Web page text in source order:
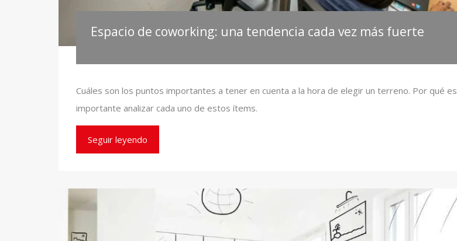
Espacio de coworking: una tendencia cada vez más fuerte
Cuáles son los puntos importantes a tener en cuenta a la hora de elegir un terreno. Por qué es
importante analizar cada uno de estos ítems.
Seguir leyendo